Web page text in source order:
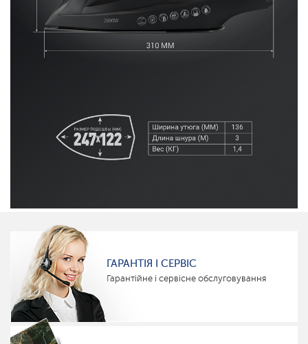
ГАРАНТІЯ І СЕРВІС
Гарантійне і сервісне обслуговування